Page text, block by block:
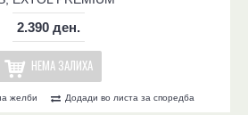
2.390 ден.
НЕМА ЗАЛИХА
желби Додади во листа за споредба